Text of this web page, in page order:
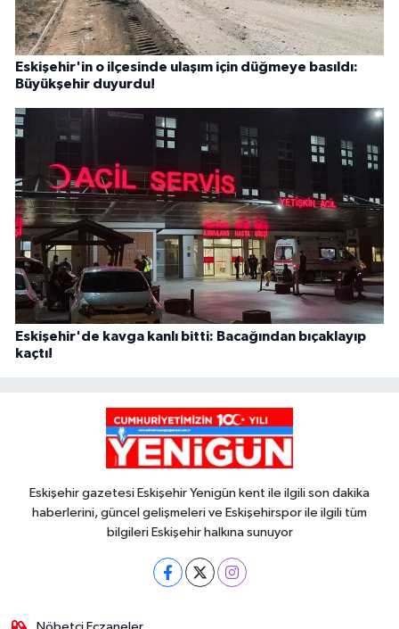
Eskişehir'in o ilçesinde ulaşım için düğmeye basıldı:
Büyükşehir duyurdu!
Eskişehir'de kavga kanlı bitti: Bacağından bıçaklayıp
kaçtı!
Eskişehir gazetesi Eskişehir Yenigün kent ile ilgili son dakika
haberlerini, güncel gelişmeleri ve Eskişehirspor ile ilgili tüm
bilgileri Eskişehir halkına sunuyor